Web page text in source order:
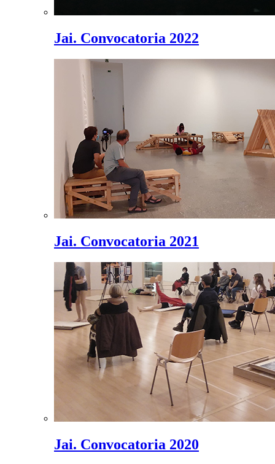
Jai. Convocatoria 2022
Jai. Convocatoria 2021
Jai. Convocatoria 2020